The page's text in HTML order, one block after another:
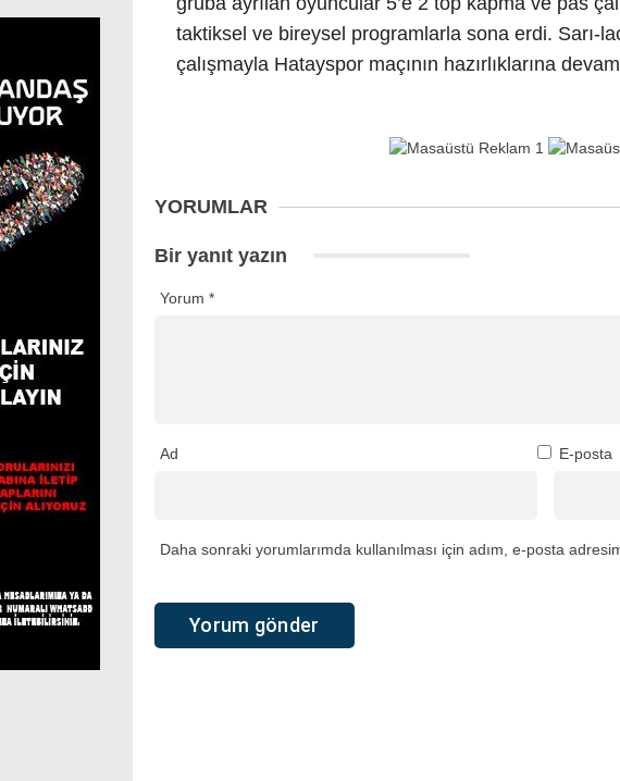
taktiksel ve bireysel programlarla sona erdi. Sarı-
çalışmayla Hatayspor maçının hazırlıklarına
YORUMLAR
Bir yanıt yazın
Yorum *
Ad E-posta
Daha sonraki yorumlarımda kullanılması için adım, e-posta